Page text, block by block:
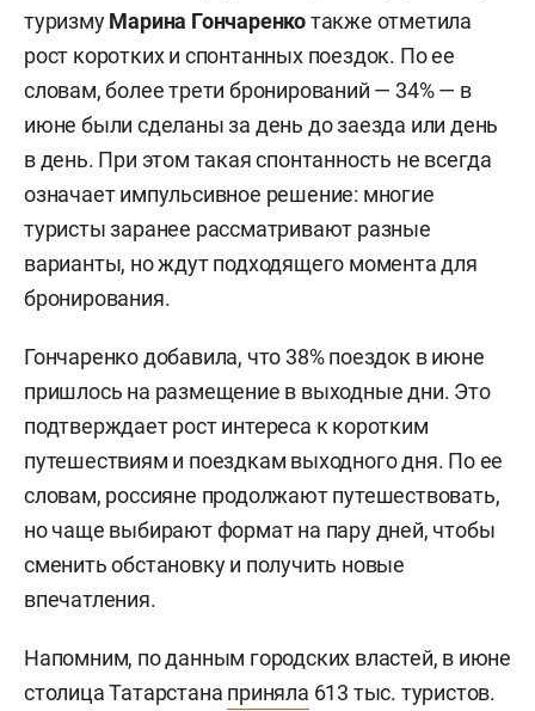
туризмуМарина Гончаренкотакже отметила
рост коротких и спонтанных поездок. По ее
словам, более трети бронирований — 34% — в
июне были сделаны за день до заезда или день
в день. При этом такая спонтанность не всегда
означает импульсивное решение: многие
туристы заранее рассматривают разные
варианты, но ждут подходящего момента для
бронирования.
Гончаренко добавила, что 38% поездок в июне
пришлось на размещение в выходные дни. Это
подтверждает рост интереса к коротким
путешествиям и поездкам выходного дня. По ее
словам, россияне продолжают путешествовать,
но чаще выбирают формат на пару дней, чтобы
сменить обстановку и получить новые
впечатления.
Напомним, по данным городских властей, в июне
столица Татарстана приняла 613 тыс. туристов.